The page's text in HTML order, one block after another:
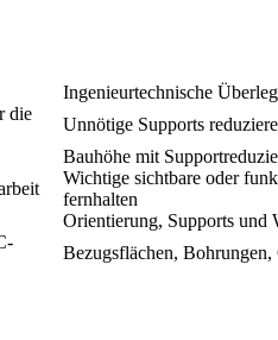
Ingenieurtechnische
die
Unnötige Supports
Bauhöhe mit
Wichtige sichtbare oder
fernhalten
Orientierung, Supports und
Bezugsflächen,